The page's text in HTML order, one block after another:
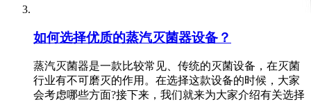
如何选择优质的蒸汽灭菌器设备？
蒸汽灭菌器是一款比较常见、传统的灭菌设备，在灭菌
行业有不可磨灭的作用。在选择这款设备的时候，大家
会考虑哪些方面?接下来，我们就来为大家介绍有关选择